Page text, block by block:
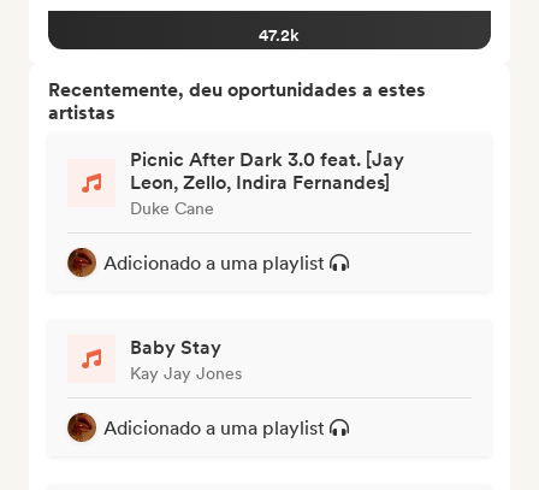
47.2k
Recentemente, deu oportunidades a estes
artistas
Picnic After Dark 3.0 feat. [Jay
Leon, Zello, Indira Fernandes]
Duke Cane
Adicionado a uma playlist
Baby Stay
Kay Jay Jones
Adicionado a uma playlist